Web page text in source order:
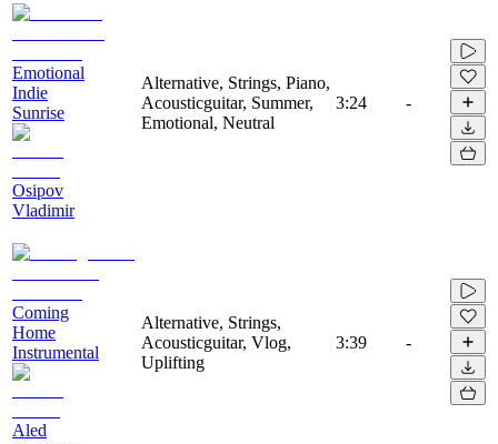
Emotional
Indie
Sunrise
Osipov
Vladimir
Alternative, Strings, Piano,
Acousticguitar, Summer,
Emotional, Neutral
3:24 -
Coming
Home
Instrumental
Aled
Alternative, Strings,
Acousticguitar, Vlog,
Uplifting
3:39 -